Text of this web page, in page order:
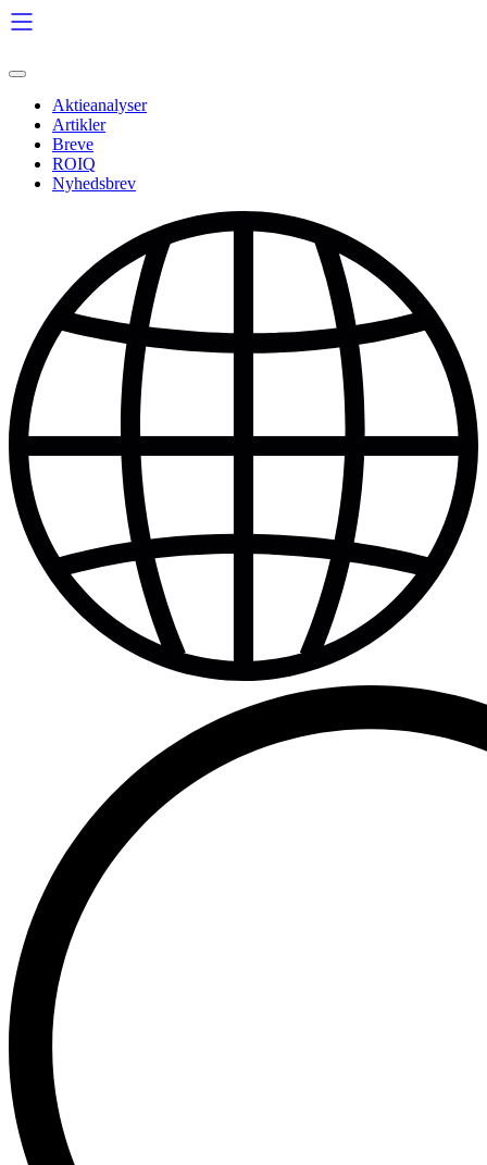
Videre
til
Aktieanalyser
Artikler
Breve
ROIQ
Nyhedsbrev